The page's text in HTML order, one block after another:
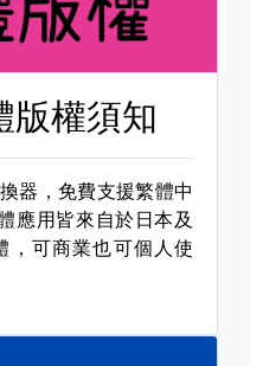
版權須知
器，免費支援繁體中
應用皆來自於日本及
，可商業也可個人使